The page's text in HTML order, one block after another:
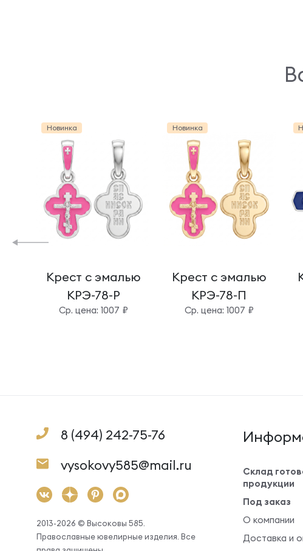
Новинка
Крест с эмалью
КРЭ-78-Р
Cр. цена: 1007 ₽
Новинка
Крест с эмалью
КРЭ-78-П
Cр. цена: 1007 ₽
8 (494) 242-75-76
vysokovy585@mail.ru
2013-2026 © Высоковы 585.
Православные ювелирные изделия. Все
Склад
продукции
Под заказ
О компании
Доставка и